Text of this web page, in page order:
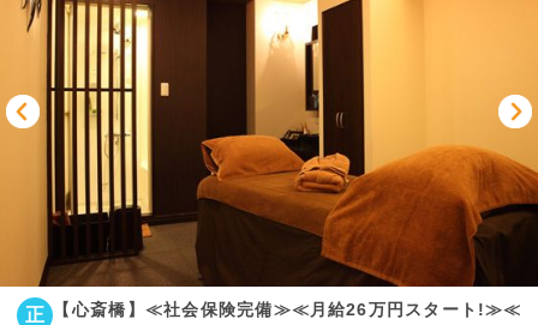
正
【心斎橋】≪社会保険完備≫≪月給26万円スタート!≫≪